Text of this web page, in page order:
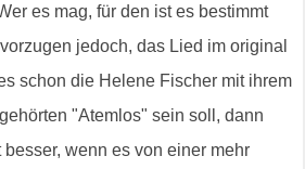
es mag, für den ist es bestimmt
jedoch, das Lied im original
schon die Helene Fischer mit ihrem
"Atemlos" sein soll, dann
wenn es von einer mehr